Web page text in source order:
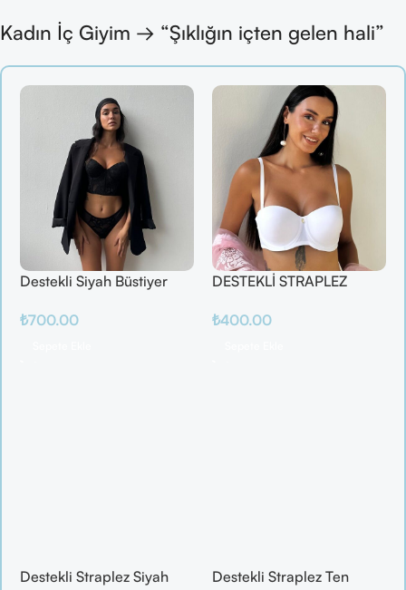
Kadın İç Giyim → “Şıklığın içten gelen hali”
Destekli Siyah Büstiyer
₺700.00
DESTEKLİ STRAPLEZ
₺400.00
Destekli Straplez Siyah
Destekli Straplez Ten